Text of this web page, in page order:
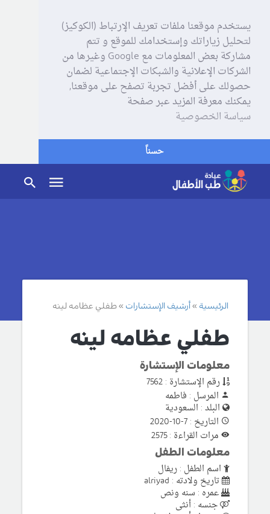
يستخدم موقعنا ملفات تعريف الإرتباط (الكوكيز)
لتحليل زياراتك وإستخدامك للموقع و تتم
مشاركة بعض المعلومات مع Google وغيرها من
الشركات الإعلانية والشبكات الإجتماعية لضمان
حصولك على أفضل تجربة تصفح على موقعنا,
يمكنك معرفة المزيد عبر صفحة
سياسة الخصوصية
حسناً
الرئيسية أرشيف الإستشارات طفلي عظامه لينه
طفلي عظامه لينه
معلومات الإستشارة
رقم الإستشارة : 7562
المرسل : فاطمه
البلد : السعودية
التاريخ : 7-10-2020
مرات القراءة : 2575
معلومات الطفل
اسم الطفل : ريفال
تاريخ ولادته : alriyad
عمره : سنه ونص
جنسه : أنثى